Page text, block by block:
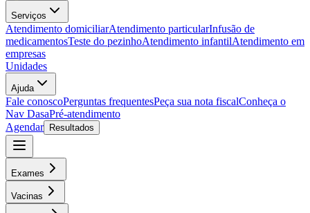
Serviços
Atendimento domiciliarAtendimento particularInfusão de
medicamentosTeste do pezinhoAtendimento infantilAtendimento em
empresas
Unidades
Ajuda
Fale conoscoPerguntas frequentesPeça sua nota fiscalConheça o
Nav DasaPré-atendimento
Agendar
Resultados
Exames
Vacinas